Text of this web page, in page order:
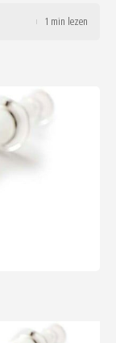
1 min lezen